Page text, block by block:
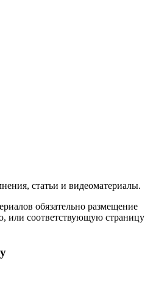
статьи и видеоматериалы.
обязательно размещение
или соответствующую страницу